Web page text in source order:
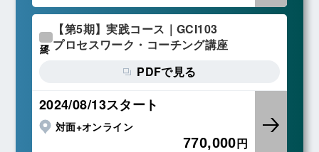
【第5期】実践コース｜GCI103
プロセスワーク・コーチング講座
PDFで見る
2024/08/13スタート
対面+オンライン
770,000円